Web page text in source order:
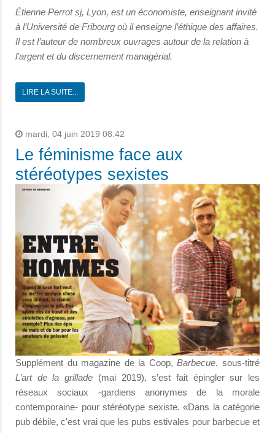
Étienne Perrot sj, Lyon, est un économiste, enseignant invité
à l’Université de Fribourg où il enseigne l’éthique des affaires.
Il est l’auteur de nombreux ouvrages autour de la relation à
l’argent et du discernement managérial.
LIRE LA SUITE...
mardi, 04 juin 2019 08:42
Le féminisme face aux
stéréotypes sexistes
Supplément du magazine de la Coop,Barbecue, sous-titré
L’art de la grillade (mai 2019), s’est fait épingler sur les
réseaux sociaux -gardiens anonymes de la morale
contemporaine- pour stéréotype sexiste. «Dans la catégorie
pub débile, c'est vrai que les pubs estivales pour barbecue et